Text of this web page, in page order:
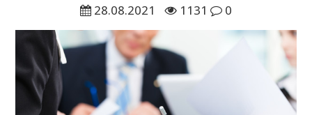
28.08.2021
1131 0